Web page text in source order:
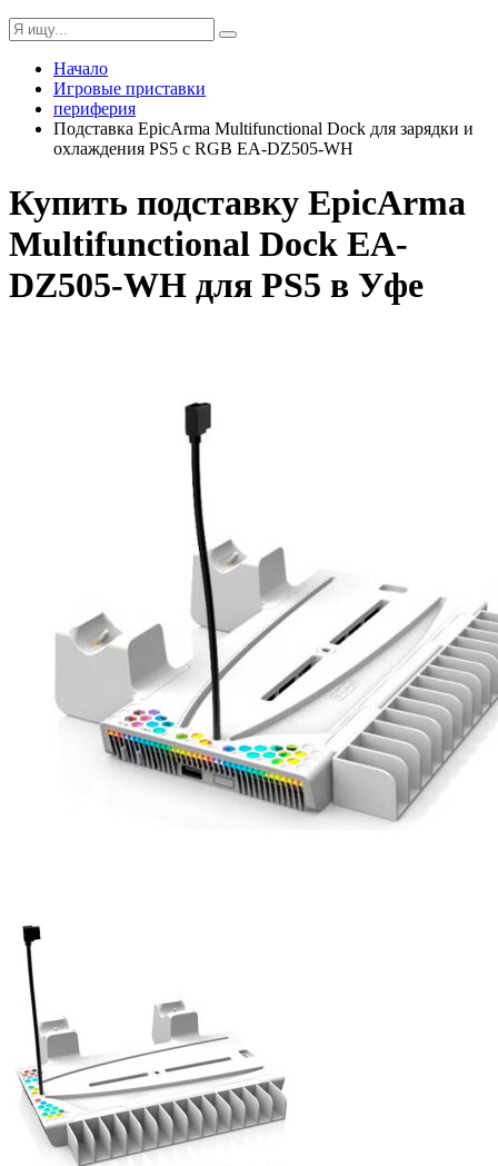
Начало
Игровые приставки
периферия
Подставка EpicArma Multifunctional Dock для зарядки и
охлаждения PS5 с RGB EA-DZ505-WH
Купить подставку EpicArma
Multifunctional Dock EA-
DZ505-WH для PS5 в Уфе